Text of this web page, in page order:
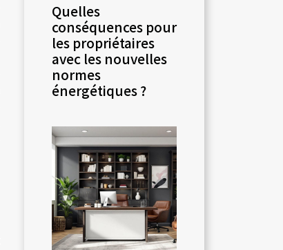
Quelles
conséquences pour
les propriétaires
avec les nouvelles
normes
énergétiques ?